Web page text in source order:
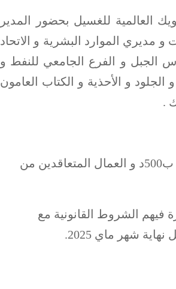
العالمية للغسيل بحضور المدير
و مديري الموارد البشرية و الاتحاد
الجبل و الفرع الجامعي للنفط و
الجلود و الأحذية و الكتاب العامون
.
— تمكين العمال المترسمين من تسبقة لعيد الأضحى ب500د و العمال المتعاقدين من
فيهم الشروط القانونية مع
شهر ماي 2025.